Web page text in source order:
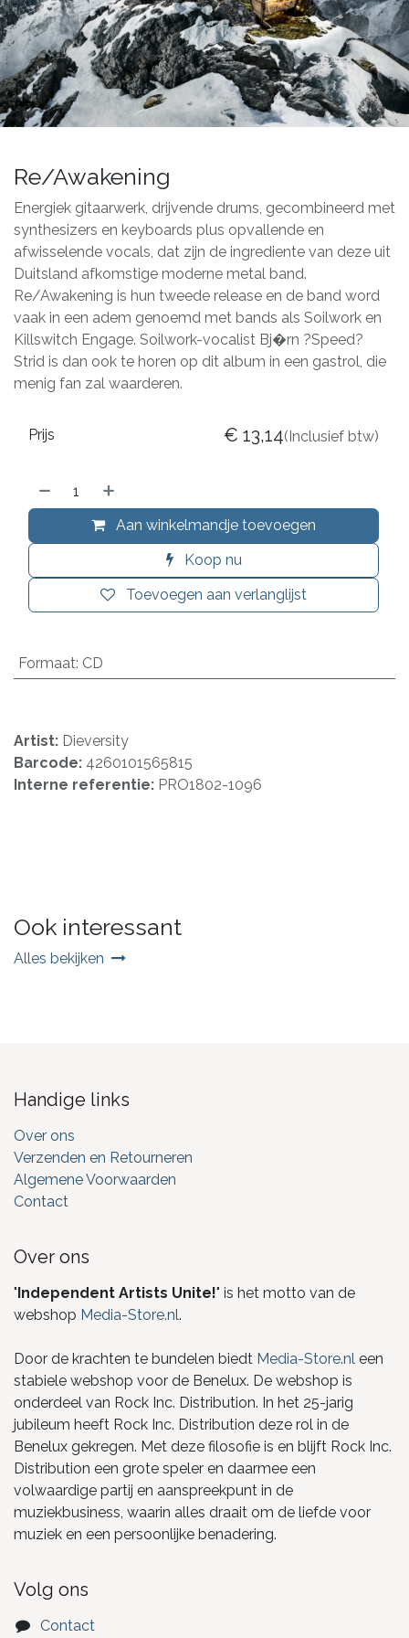
Re/Awakening
Energiek gitaarwerk, drijvende drums, gecombineerd met
synthesizers en keyboards plus opvallende en
afwisselende vocals, dat zijn de ingrediente van deze uit
Duitsland afkomstige moderne metal band.
Re/Awakening is hun tweede release en de band word
vaak in een adem genoemd met bands als Soilwork en
Killswitch Engage. Soilwork-vocalist Bj�rn ?Speed?
Strid is dan ook te horen op dit album in een gastrol, die
menig fan zal waarderen.
Aan winkelmandje toevoegen
Koop nu
Toevoegen aan verlanglijst
Prijs € 13,14(Inclusief btw)
Formaat: CD
Artist: Dieversity
Barcode: 4260101565815
Interne referentie: PRO1802-1096
Ook interessant
Alles bekijken
Handige links
Over ons
Verzenden en Retourneren
Algemene Voorwaarden
Contact
Over ons
"Independent Artists Unite!" is het motto van de
webshop Media-Store.nl.
Door de krachten te bundelen biedt Media-Store.nl een
stabiele webshop voor de Benelux. De webshop is
onderdeel van Rock Inc. Distribution. In het 25-jarig
jubileum heeft Rock Inc. Distribution deze rol in de
Benelux gekregen. Met deze filosofie is en blijft Rock Inc.
Distribution een grote speler en daarmee een
volwaardige partij en aanspreekpunt in de
muziekbusiness, waarin alles draait om de liefde voor
muziek en een persoonlijke benadering.
Volg ons
Contact